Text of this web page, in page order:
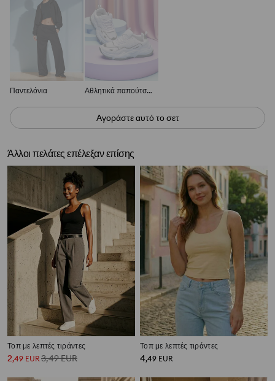
Παντελόνια Αθλητικά παπούτσια
Αγοράστε αυτό το σετ
Άλλοι πελάτες επέλεξαν επίσης
Τοπ με λεπτές τιράντες
2,49 EUR3,49EUR
Τοπ με λεπτές τιράντες
4,49 EUR